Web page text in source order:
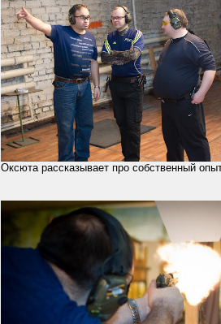
Оксюта рассказывает про собственный